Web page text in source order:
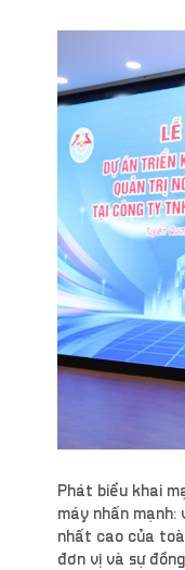
Phát biểu khai
máy nhấn
nhất cao của
đơn vị và sự